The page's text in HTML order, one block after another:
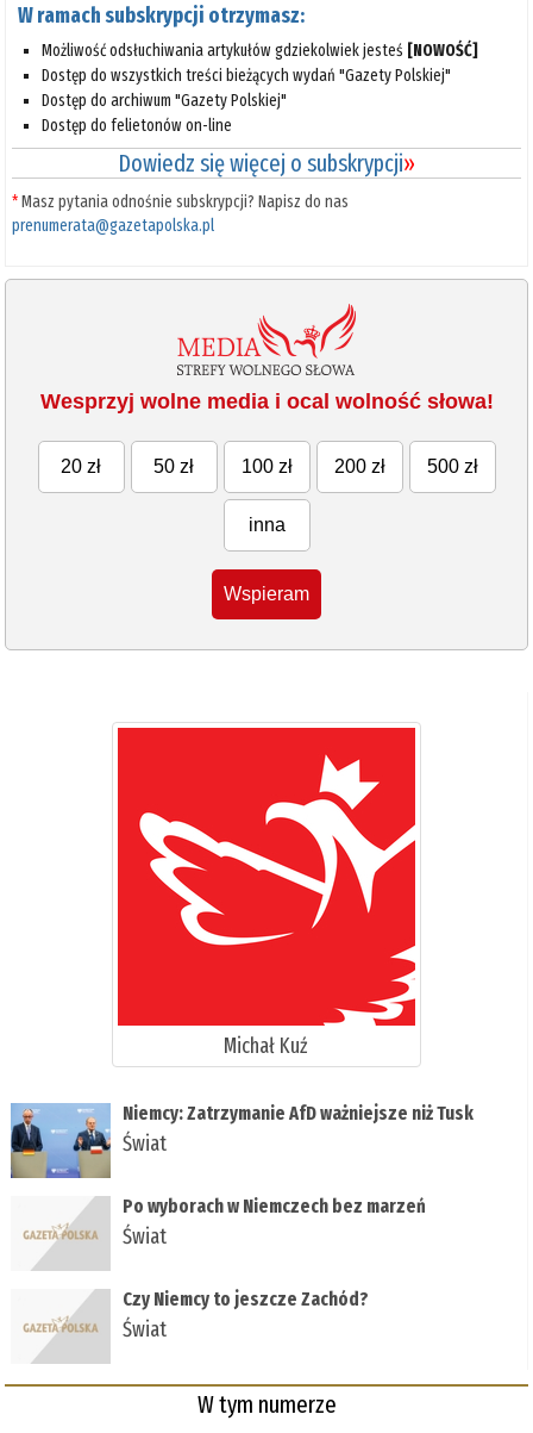
W ramach subskrypcji otrzymasz:
Możliwość odsłuchiwania artykułów gdziekolwiek jesteś [NOWOŚĆ]
Dostęp do wszystkich treści bieżących wydań "Gazety Polskiej"
Dostęp do archiwum "Gazety Polskiej"
Dostęp do felietonów on-line
Dowiedz się więcej o subskrypcji»
*Masz pytania odnośnie subskrypcji? Napisz do nas
prenumerata@gazetapolska.pl
Wesprzyj wolne media i ocal wolność słowa!
20 zł 50 zł 100 zł 200 zł 500 zł
inna
Wspieram
Michał Kuź
Niemcy: Zatrzymanie AfD ważniejsze niż Tusk
Świat
Po wyborach w Niemczech bez marzeń
Świat
Czy Niemcy to jeszcze Zachód?
Świat
W tym numerze